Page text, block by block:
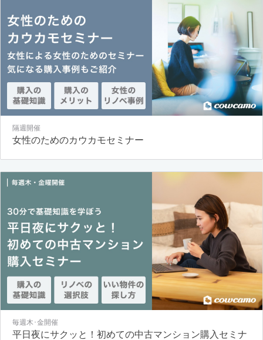
隔週開催
女性のためのカウカモセミナー
毎週木･金開催
平日夜にサクッと！初めての中古マンション購入セミナ